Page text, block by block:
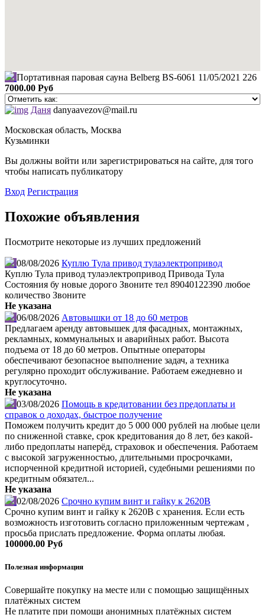
Портативная паровая сауна Belberg BS-6061 11/05/2021 226
7000.00 Руб
Даня danyaavezov@mail.ru
Московская область, Москва
Кузьминки
Вы должны войти или зарегистрироваться на сайте, для того
чтобы написать публикатору
Вход Регистрация
Похожие объявления
Посмотрите некоторые из лучших предложений
08/08/2026 Куплю Тула привод тулаэлектропривод
Куплю Тула привод тулаэлектропривод Привода Тула
Состояния бу новые дорого Звоните тел 89040122390 любое
количество Звоните
Не указана
06/08/2026 Автовышки от 18 до 60 метров
Предлагаем аренду автовышек для фасадных, монтажных,
рекламных, коммунальных и аварийных работ. Высота
подъема от 18 до 60 метров. Опытные операторы
обеспечивают безопасное выполнение задач, а техника
регулярно проходит обслуживание. Работаем ежедневно и
круглосуточно.
Не указана
03/08/2026 Помощь в кредитовании без предоплаты и
справок о доходах, быстрое получение
Поможем получить кредит до 5 000 000 рублей на любые цели
по сниженной ставке, срок кредитования до 8 лет, без какой-
либо предоплаты наперёд, страховок и обеспечения. Работаем
с высокой загруженностью, длительными просрочками,
испорченной кредитной историей, судебными решениями по
кредитным обязател...
Не указана
02/08/2026 Срочно купим винт и гайку к 2620В
Срочно купим винт и гайку к 2620В с хранения. Если есть
возможность изготовить согласно приложенным чертежам ,
просьба прислать предложение. Форма оплаты любая.
100000.00 Руб
Полезная информация
Совершайте покупку на месте или с помощью защищённых
платёжных систем
Не платите при помощи анонимных платёжных систем